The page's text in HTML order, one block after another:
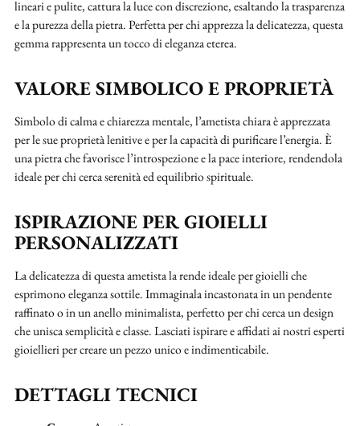
lineari e pulite, cattura la luce con discrezione, esaltando la trasparenza
e la purezza della pietra. Perfetta per chi apprezza la delicatezza, questa
gemma rappresenta un tocco di eleganza eterea.
VALORE SIMBOLICO E PROPRIETÀ
Simbolo di calma e chiarezza mentale, l’ametista chiara è apprezzata
per le sue proprietà lenitive e per la capacità di purificare l’energia. È
una pietra che favorisce l’introspezione e la pace interiore, rendendola
ideale per chi cerca serenità ed equilibrio spirituale.
ISPIRAZIONE PER GIOIELLI
PERSONALIZZATI
La delicatezza di questa ametista la rende ideale per gioielli che
esprimono eleganza sottile. Immaginala incastonata in un pendente
raffinato o in un anello minimalista, perfetto per chi cerca un design
che unisca semplicità e classe. Lasciati ispirare e affidati ai nostri esperti
gioiellieri per creare un pezzo unico e indimenticabile.
DETTAGLI TECNICI